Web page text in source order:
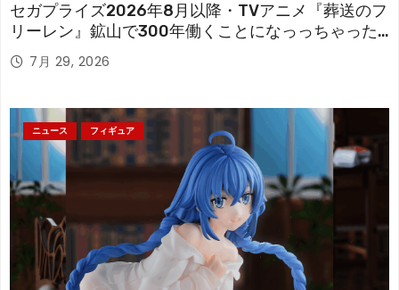
セガプライズ2026年8月以降・TVアニメ『葬送のフ
リーレン』鉱山で300年働くことになっっちゃった
「フリーレン」を立体化！
7月 29, 2026
ニュース フィギュア